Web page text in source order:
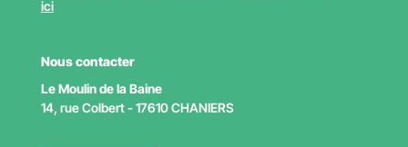
ici
Nous contacter
Le Moulin de la Baine
14, rue Colbert - 17610 CHANIERS